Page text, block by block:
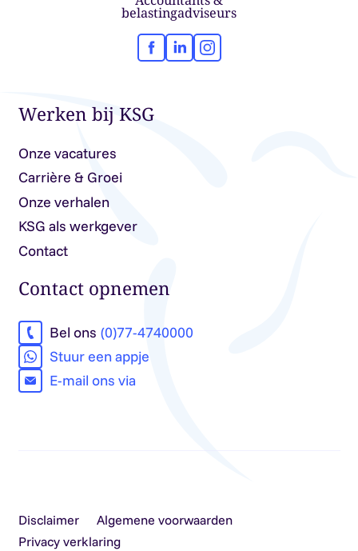
belastingadviseurs
Facebook
LinkedInInstagram
Werken bij KSG
Onze vacatures
Carrière & Groei
Onze verhalen
KSG als werkgever
Contact
Contact opnemen
Bel ons (0)77-4740000
Stuur een appje
E-mail ons via
Disclaimer
Algemene voorwaarden
Privacy verklaring